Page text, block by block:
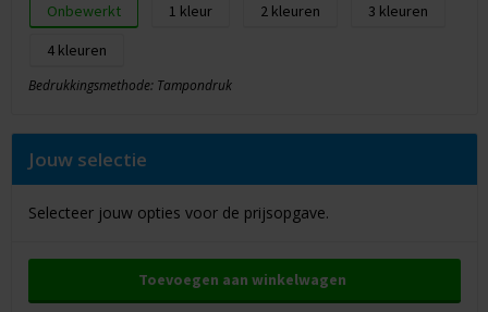
Onbewerkt 1 2
3
4
Bedrukkingsmethode: Tampondruk
Jouw selectie
Selecteer jouw opties voor de prijsopgave.
Toevoegen aan winkelwagen